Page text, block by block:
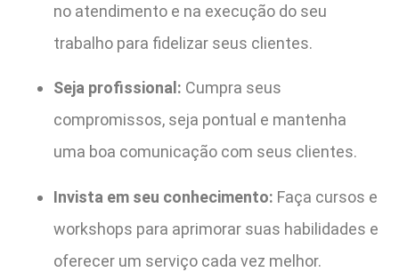
no atendimento e na execução do seu
trabalho para fidelizar seus clientes.
Seja profissional: Cumpra seus
compromissos, seja pontual e mantenha
uma boa comunicação com seus clientes.
Invista em seu conhecimento: Faça cursos e
workshops para aprimorar suas habilidades e
oferecer um serviço cada vez melhor.